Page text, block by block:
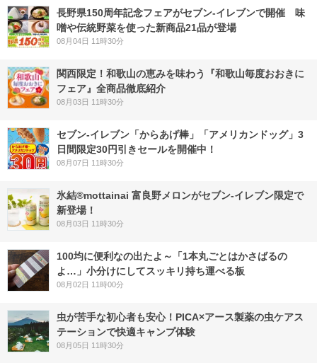
長野県150周年記念フェアがセブン-イレブンで開催 味
噌や伝統野菜を使った新商品21品が登場
08月04日 11時30分
関西限定！和歌山の恵みを味わう『和歌山毎度おおきに
フェア』全商品徹底紹介
08月03日 11時30分
セブン‐イレブン「からあげ棒」「アメリカンドッグ」3
日間限定30円引きセールを開催中！
08月07日 11時30分
氷結®mottainai 富良野メロンがセブン‐イレブン限定で
新登場！
08月03日 11時30分
100均に便利なの出たよ～「1本丸ごとはかさばるの
よ…」小分けにしてスッキリ持ち運べる板
08月02日 11時00分
虫が苦手な初心者も安心！PICA×アース製薬の虫ケアス
テーションで快適キャンプ体験
08月05日 11時30分